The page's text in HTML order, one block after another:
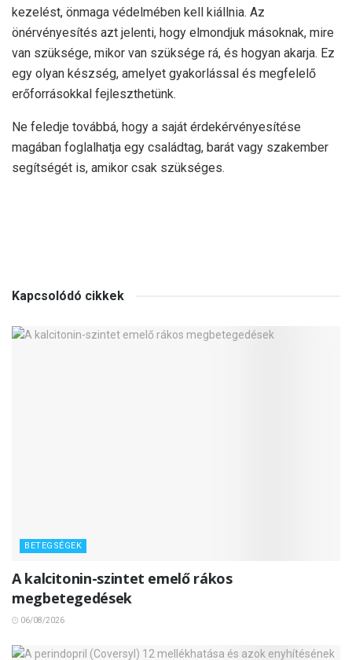
kezelést, önmaga védelmében kell kiállnia. Az
önérvényesítés azt jelenti, hogy elmondjuk másoknak, mire
van szüksége, mikor van szüksége rá, és hogyan akarja. Ez
egy olyan készség, amelyet gyakorlással és megfelelő
erőforrásokkal fejleszthetünk.
Ne feledje továbbá, hogy a saját érdekérvényesítése
magában foglalhatja egy családtag, barát vagy szakember
segítségét is, amikor csak szükséges.
Kapcsolódó cikkek
BETEGSÉGEK
A kalcitonin-szintet emelő rákos
megbetegedések
06/08/2026